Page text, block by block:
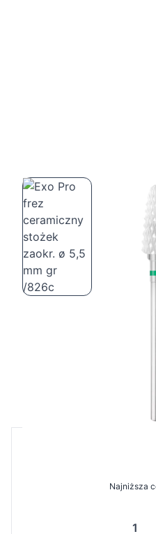
Najniższa